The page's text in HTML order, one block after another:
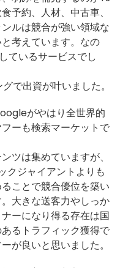
予約、人材、中古車、
ルは競合が強い領域な
考えています。なの
ているサービスでし
で出資が叶いました。
がやはり全世界的
ーも検索マーケットで
ツは集めていますが、
クジャイアントよりも
ことで競合優位を築い
大きな送客力やしっか
ーになり得る存在は国
るトラフィック獲得で
が良いと思いました。